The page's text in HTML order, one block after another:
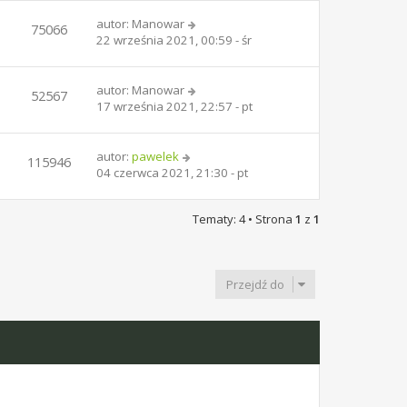
75066 autor: Manowar
22 września 2021, 00:59 - śr
52567 autor: Manowar
17 września 2021, 22:57 - pt
115946 autor: pawelek
04 czerwca 2021, 21:30 - pt
Tematy: 4 • Strona 1 z 1
Przejdź do